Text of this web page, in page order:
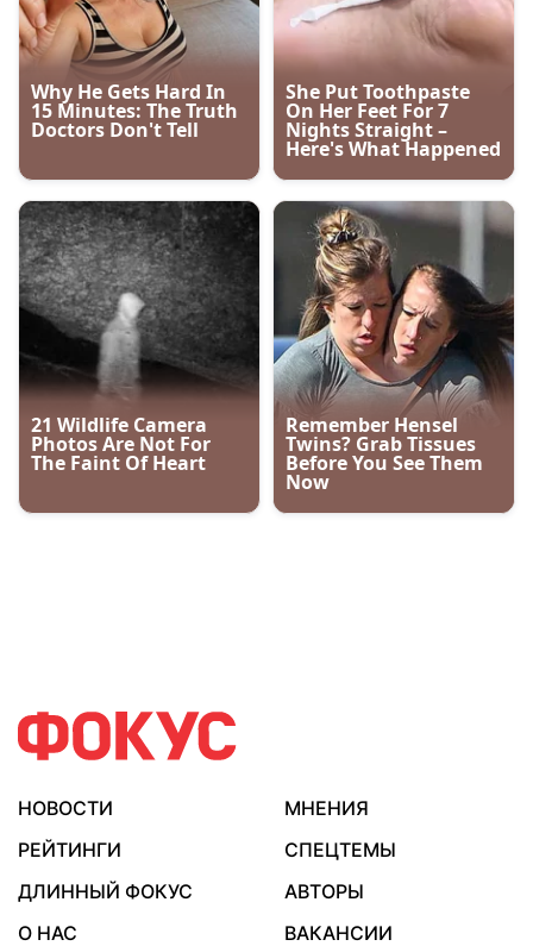
НОВОСТИ
МНЕНИЯ
РЕЙТИНГИ
СПЕЦТЕМЫ
ДЛИННЫЙ ФОКУС
АВТОРЫ
О НАС
ВАКАНСИИ